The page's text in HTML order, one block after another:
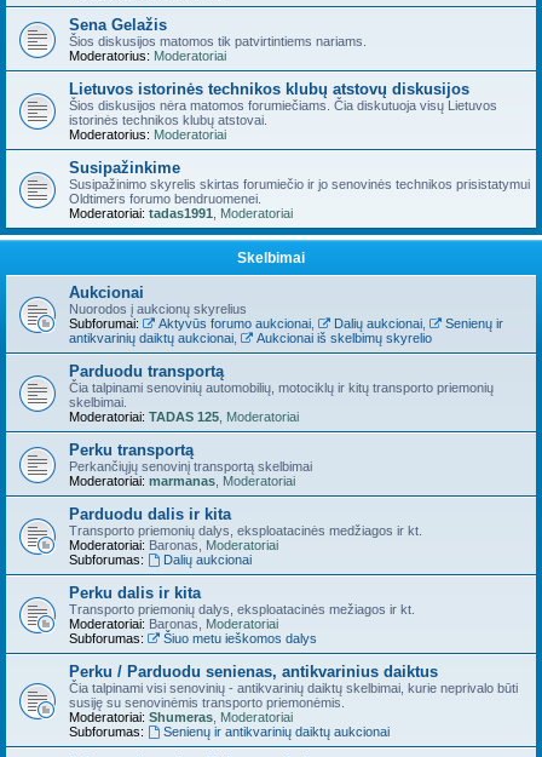
Sena Gelažis
Šios diskusijos matomos tik patvirtintiems nariams.
Moderatorius: Moderatoriai
Lietuvos istorinės technikos klubų atstovų diskusijos
Šios diskusijos nėra matomos forumiečiams. Čia diskutuoja visų Lietuvos
istorinės technikos klubų atstovai.
Moderatorius: Moderatoriai
Susipažinkime
Susipažinimo skyrelis skirtas forumiečio ir jo senovinės technikos prisistatymui
Oldtimers forumo bendruomenei.
Moderatoriai: tadas1991 Moderatoriai
Skelbimai
Aukcionai
Nuorodos į aukcionų skyrelius
Subforumai:
Aktyvūs forumo aukcionai, Dalių aukcionai,
Senienų ir
antikvarinių daiktų aukcionai
Aukcionai iš skelbimų skyrelio
Parduodu transportą
Čia talpinami senovinių automobilių, motociklų ir kitų transporto priemonių
skelbimai.
Moderatoriai: TADAS 125 Moderatoriai
Perku transportą
Perkančiųjų senovinį transportą skelbimai
Moderatoriai: marmanas Moderatoriai
Parduodu dalis ir kita
Transporto priemonių dalys, eksploatacinės medžiagos ir kt.
Moderatoriai: Baronas
Moderatoriai
Subforumas:
Dalių aukcionai
Perku dalis ir kita
Transporto priemonių dalys, eksploatacinės mežiagos ir kt.
Moderatoriai: Baronas
Moderatoriai
Subforumas:
Šiuo metu ieškomos dalys
Perku / Parduodu senienas, antikvarinius daiktus
Čia talpinami visi senovinių - antikvarinių daiktų skelbimai, kurie neprivalo būti
susiję su senovinėmis transporto priemonėmis.
Moderatoriai: Shumeras Moderatoriai
Subforumas:
Senienų ir antikvarinių daiktų aukcionai